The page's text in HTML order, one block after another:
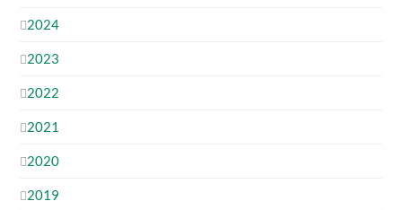
2024
2023
2022
2021
2020
2019